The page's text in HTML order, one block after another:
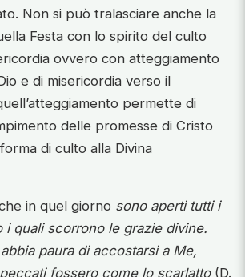
Non si può tralasciare anche la
Festa con lo spirito del culto
ovvero con atteggiamento
e di misericordia verso il
permette di
delle promesse di Cristo
di culto alla Divina
in quel giorno sono aperti tutti i
i quali scorrono le grazie divine.
paura di accostarsi a Me,
fossero come lo scarlatto(D.